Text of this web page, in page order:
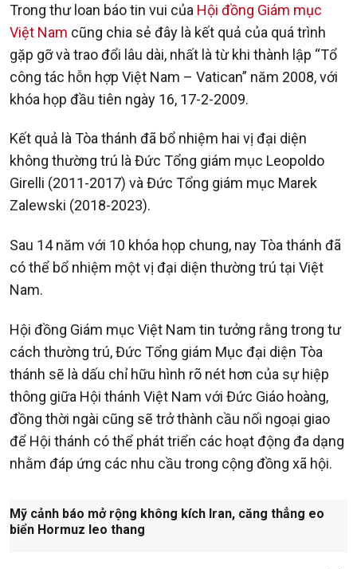
Trong thư loan báo tin vui của Hội đồng Giám mục
Việt Nam cũng chia sẻ đây là kết quả của quá trình
gặp gỡ và trao đổi lâu dài, nhất là từ khi thành lập “Tổ
công tác hỗn hợp Việt Nam – Vatican” năm 2008, với
khóa họp đầu tiên ngày 16, 17-2-2009.
Kết quả là Tòa thánh đã bổ nhiệm hai vị đại diện
không thường trú là Đức Tổng giám mục Leopoldo
Girelli (2011-2017) và Đức Tổng giám mục Marek
Zalewski (2018-2023).
Sau 14 năm với 10 khóa họp chung, nay Tòa thánh đã
có thể bổ nhiệm một vị đại diện thường trú tại Việt
Nam.
Hội đồng Giám mục Việt Nam tin tưởng rằng trong tư
cách thường trú, Đức Tổng giám Mục đại diện Tòa
thánh sẽ là dấu chỉ hữu hình rõ nét hơn của sự hiệp
thông giữa Hội thánh Việt Nam với Đức Giáo hoàng,
đồng thời ngài cũng sẽ trở thành cầu nối ngoại giao
để Hội thánh có thể phát triển các hoạt động đa dạng
nhằm đáp ứng các nhu cầu trong cộng đồng xã hội.
Mỹ cảnh báo mở rộng không kích Iran, căng thẳng eo
biển Hormuz leo thang